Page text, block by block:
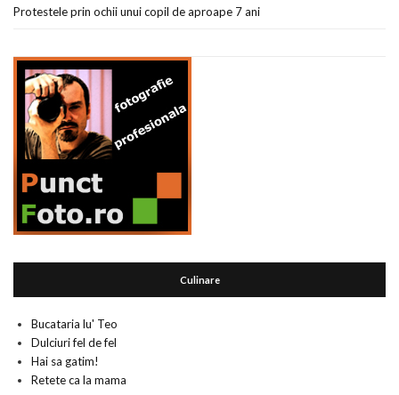
Protestele prin ochii unui copil de aproape 7 ani
Culinare
Bucataria lu' Teo
Dulciuri fel de fel
Hai sa gatim!
Retete ca la mama